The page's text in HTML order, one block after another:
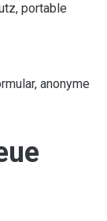
portable
anonyme